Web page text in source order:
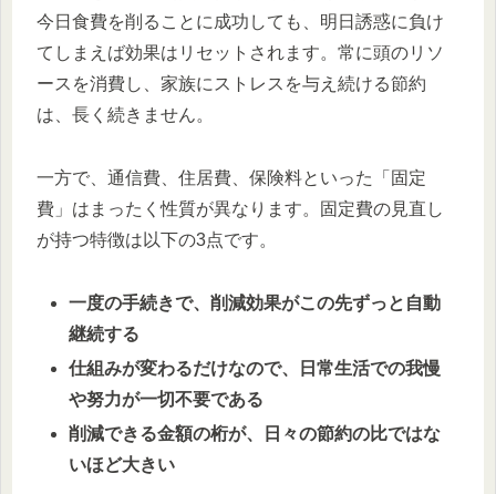
今日食費を削ることに成功しても、明日誘惑に負け
てしまえば効果はリセットされます。常に頭のリソ
ースを消費し、家族にストレスを与え続ける節約
は、長く続きません。
一方で、通信費、住居費、保険料といった「固定
費」はまったく性質が異なります。固定費の見直し
が持つ特徴は以下の3点です。
一度の手続きで、削減効果がこの先ずっと自動
継続する
仕組みが変わるだけなので、日常生活での我慢
や努力が一切不要である
削減できる金額の桁が、日々の節約の比ではな
いほど大きい